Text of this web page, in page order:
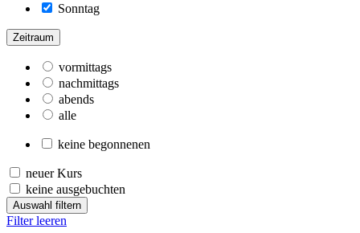
Sonntag
Zeitraum
vormittags
nachmittags
abends
alle
keine begonnenen
neuer Kurs
keine ausgebuchten
Auswahl filtern
Filter leeren